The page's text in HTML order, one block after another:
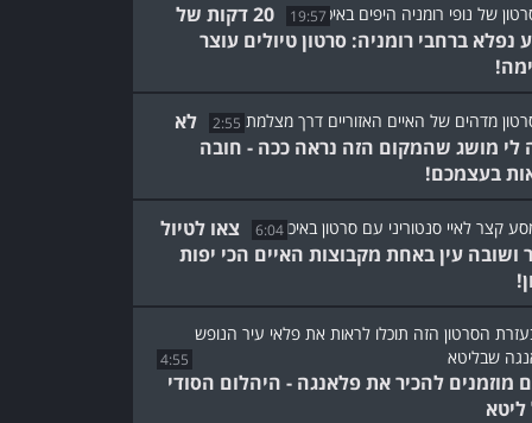
19:57
20 דקות של
נפלא ברחבי רומניה: סרטון טיולים עוצר
2:55
לא
לי מושג שהמקום הזה נראה ככה - חובה
בעצמכם!
6:04
צאו לטיול
ושובה עין באחת מקבוצות האיים הכי יפות
4:55
מוזמנים להכיר את פלאנגה - היהלום הסודי